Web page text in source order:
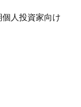
人投資家向け